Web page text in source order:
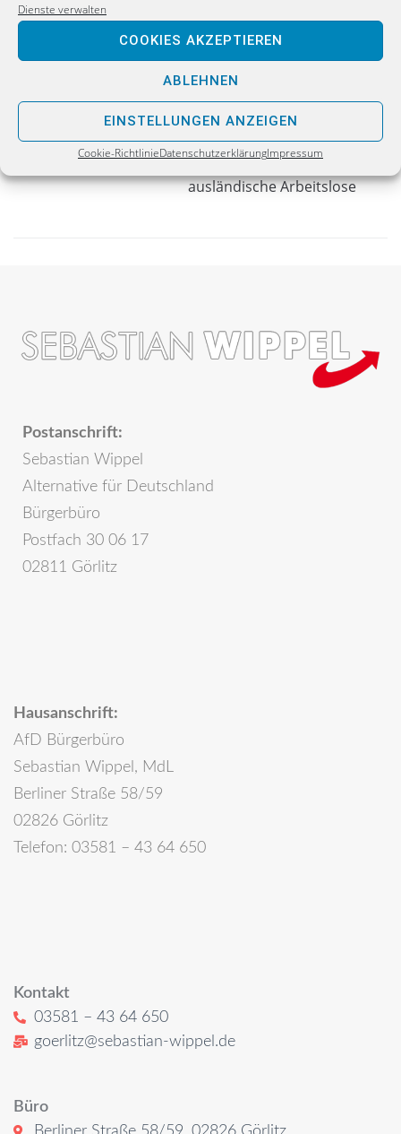
Dienste verwalten
COOKIES AKZEPTIEREN
ABLEHNEN
EINSTELLUNGEN ANZEIGEN
Cookie-RichtlinieDatenschutzerklärungImpressum
Hochschule Zittau/Görlitz zu einer Technischen
Jetzt belegt: Deutsche Steuerzahler blechen für
ausländische Arbeitslose
Postanschrift:
Sebastian Wippel
Alternative für Deutschland
Bürgerbüro
Postfach 30 06 17
02811 Görlitz
Hausanschrift:
AfD Bürgerbüro
Sebastian Wippel, MdL
Berliner Straße 58/59
02826 Görlitz
Telefon: 03581 – 43 64 650
Kontakt
03581 – 43 64 650
goerlitz@sebastian-wippel.de
Büro